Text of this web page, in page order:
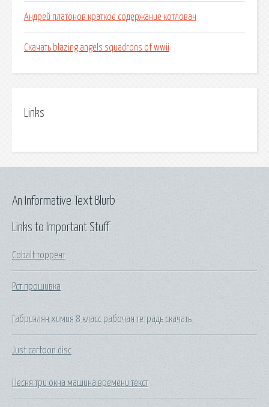
Андрей платонов краткое содержание котлован
Скачать blazing angels squadrons of wwii
Links
Links to Important Stuff
Cobalt торрент
Рст прошивка
Габриэлян химия 8 класс рабочая тетрадь скачать
Just cartoon disc
Песня три окна машина времени текст
An Informative Text Blurb